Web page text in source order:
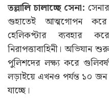
তল্লালি চালাচ্ছে সেনা:
গুহাতেই আত্মগোপন করে
হেলিকপ্টার ব্যবহার
নিরাপত্তাবাহিনী।
পুলিশদের লক্ষ্য করে
লড়াইয়ে এখনও পর্যন্ত ১০
যাচ্ছে।